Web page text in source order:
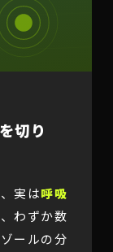
切り
実は呼吸
わずか数
ールの分